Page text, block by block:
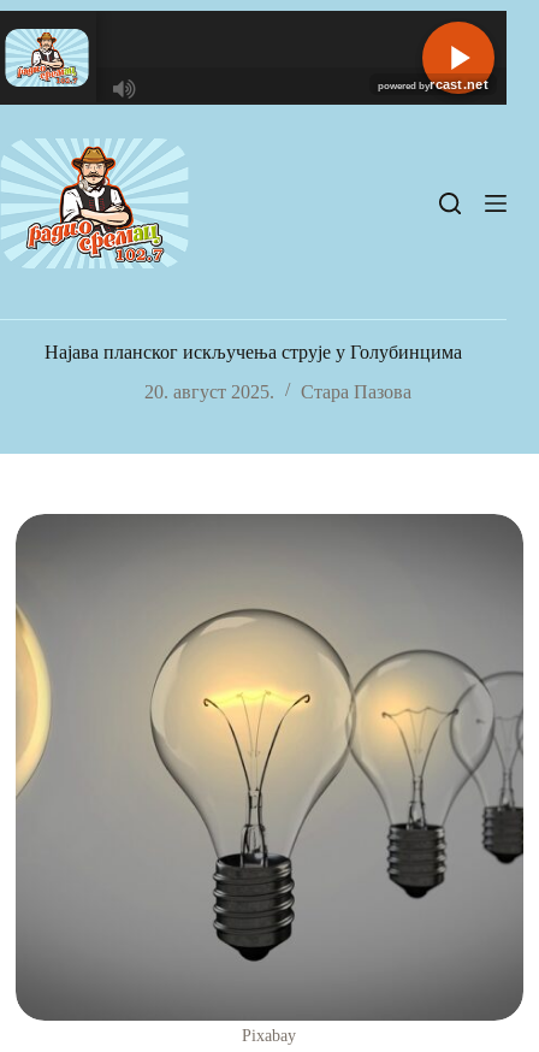
Skip
to
content
C
A
S
T
.
N
Најава планског искључења струје у Голубинцима
20. август 2025.
Стара Пазова
Pixabay